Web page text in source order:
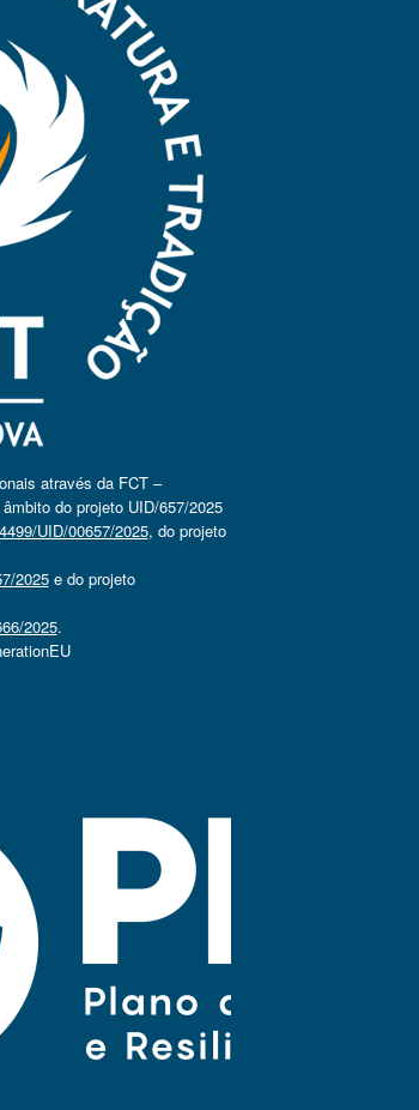
através da FCT –
do projeto UID/657/2025
UID/00657/2025, do projeto
2025e do projeto
2025.